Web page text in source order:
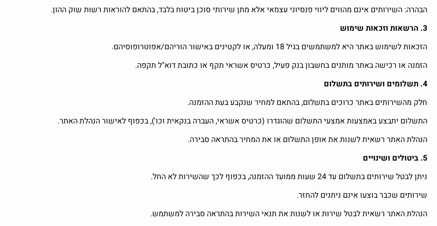
הבהרה: השירותים אינם מהווים ליווי פנסיוני עצמאי אלא מתן שירותי סוכן ביטוח בלבד, בהתאם להוראות רשות שוק ההון.
3. הרשאות וזכאות שימוש
הזכאות לשימוש באתר היא למשתמשים בגיל 18 ומעלה, או לקטינים באישור הוריהם/אפוטרופוסיהם.
הזמנה או רכישה באתר מותנים בחשבון בנק פעיל, כרטיס אשראי תקף או כתובת דוא"ל תקפה.
4. תשלומים ושירותים בתשלום
חלק מהשירותים באתר כרוכים בתשלום, בהתאם למחיר שנקבע בעת ההזמנה.
התשלום יתבצע באמצעות אמצעי התשלום שהוגדרו (כרטיס אשראי, העברה בנקאית וכו'), בכפוף לאישור הנהלת האתר.
הנהלת האתר רשאית לשנות את אופן התשלום או את המחיר בהתראה סבירה.
5. ביטולים ושינויים
ניתן לבטל שירותים בתשלום עד 24 שעות ממועד ההזמנה, בכפוף לכך שהשירות לא החל.
שירותים שכבר בוצעו אינם ניתנים להחזר.
הנהלת האתר רשאית לבטל שירות או לשנות את תנאי השירות בהתראה סבירה למשתמש.